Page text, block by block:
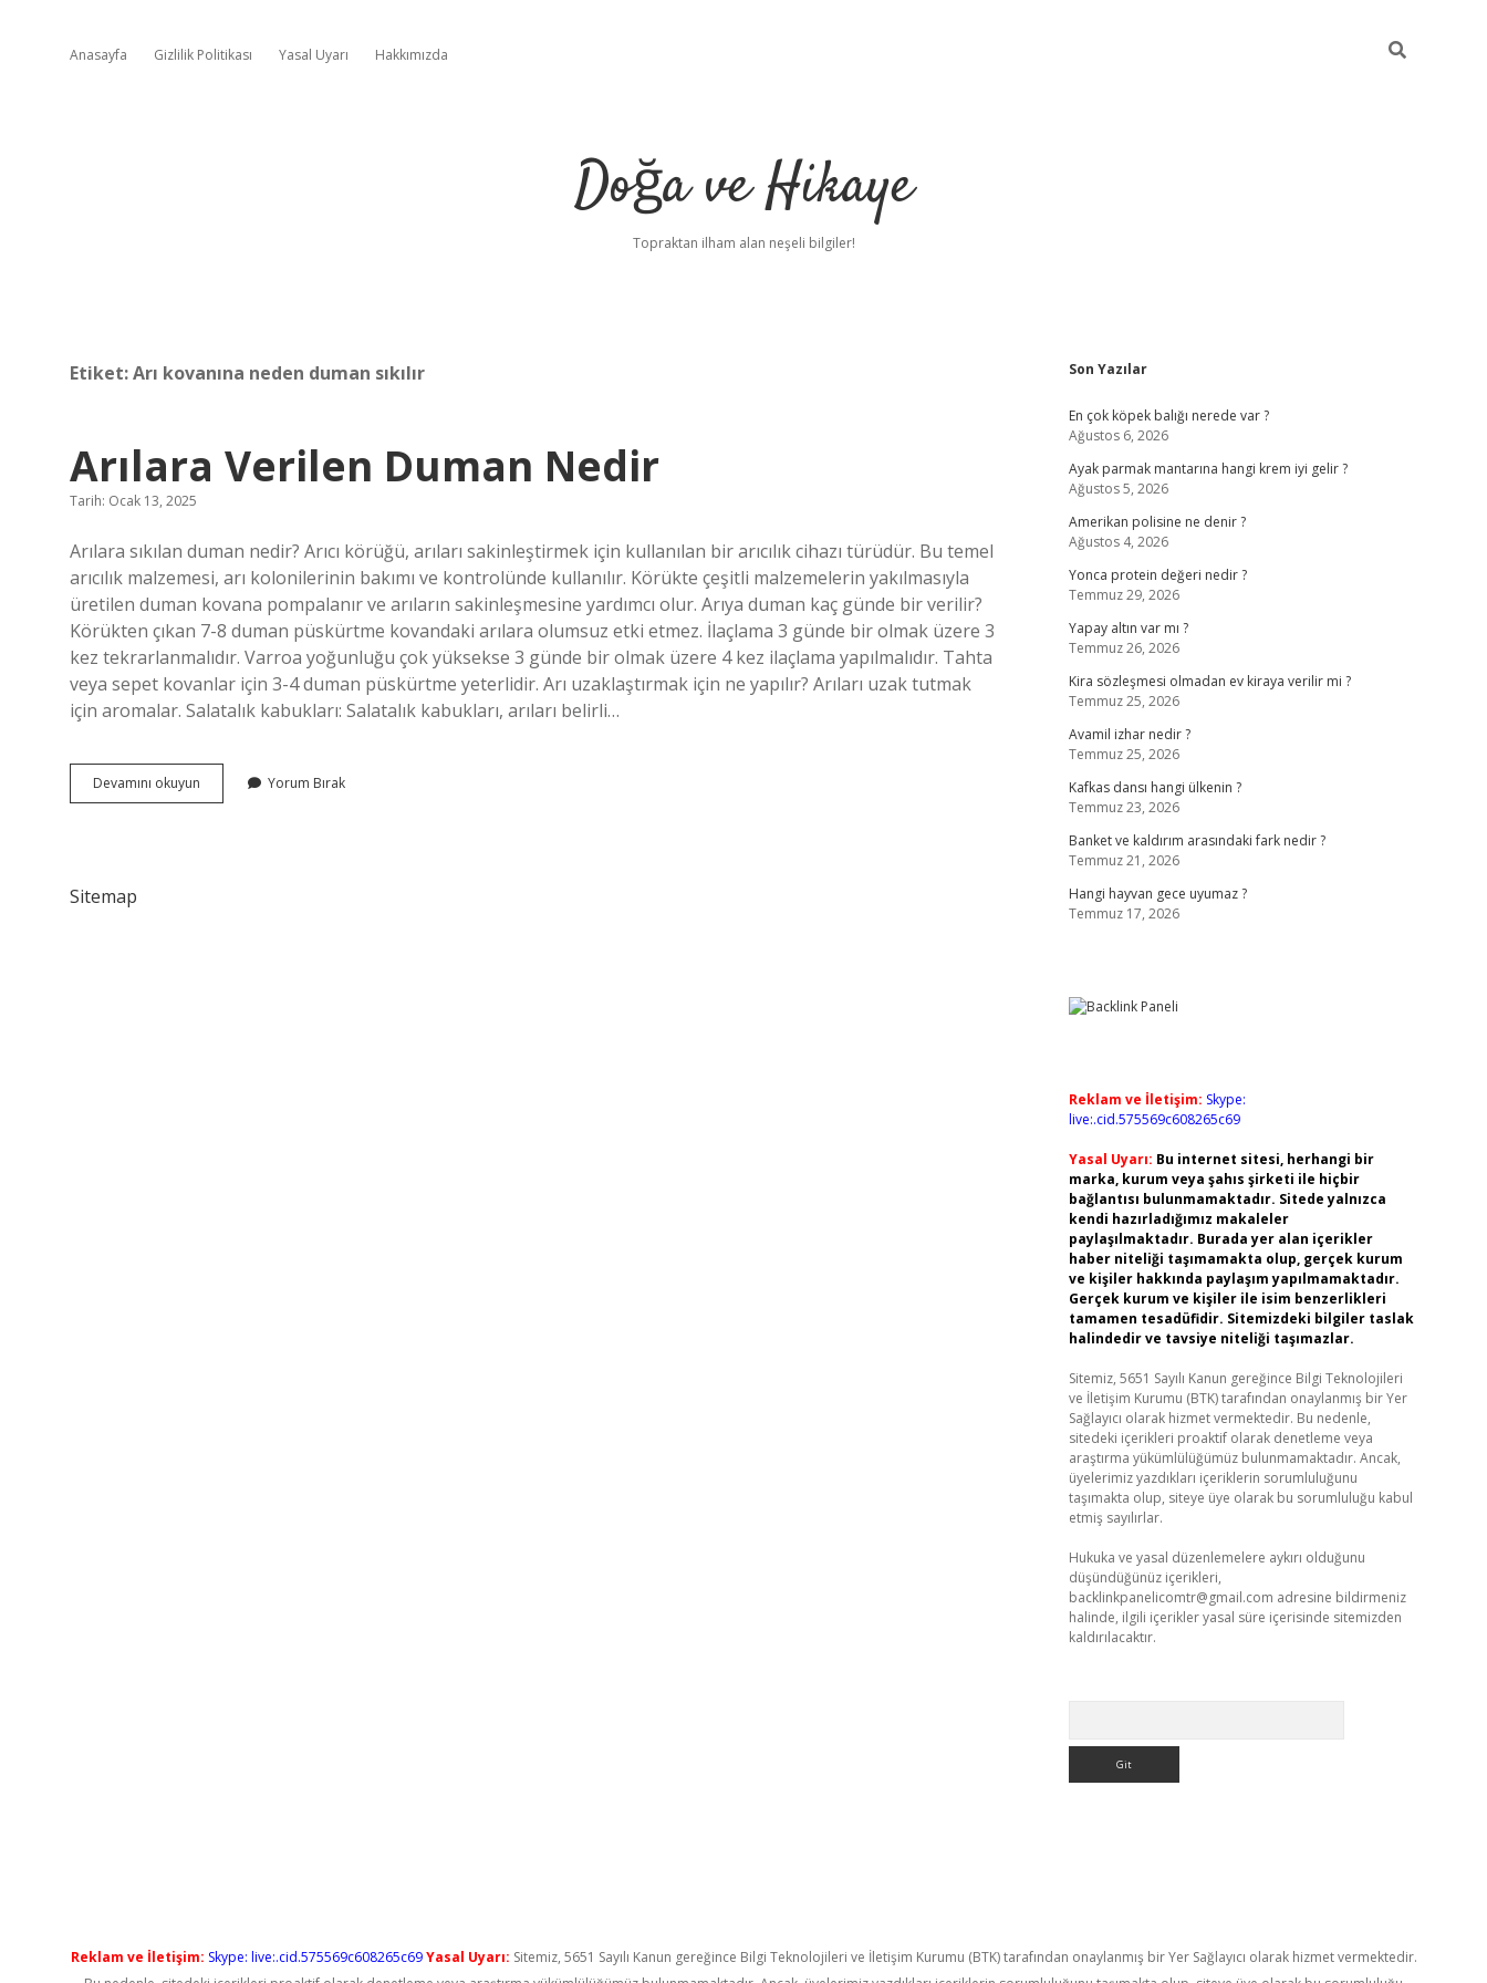
Anasayfa Gizlilik Politikası Yasal Uyarı Hakkımızda
Doğa ve Hikaye
Topraktan ilham alan neşeli bilgiler!
Etiket:Arı kovanına neden duman sıkılır
Arılara Verilen Duman Nedir
Tarih: Ocak 13, 2025
Arılara sıkılan duman nedir? Arıcı körüğü, arıları sakinleştirmek için kullanılan bir arıcılık cihazı türüdür. Bu temel
arıcılık malzemesi, arı kolonilerinin bakımı ve kontrolünde kullanılır. Körükte çeşitli malzemelerin yakılmasıyla
üretilen duman kovana pompalanır ve arıların sakinleşmesine yardımcı olur. Arıya duman kaç günde bir verilir?
Körükten çıkan 7-8 duman püskürtme kovandaki arılara olumsuz etki etmez. İlaçlama 3 günde bir olmak üzere 3
kez tekrarlanmalıdır. Varroa yoğunluğu çok yüksekse 3 günde bir olmak üzere 4 kez ilaçlama yapılmalıdır. Tahta
veya sepet kovanlar için 3-4 duman püskürtme yeterlidir. Arı uzaklaştırmak için ne yapılır? Arıları uzak tutmak
için aromalar. Salatalık kabukları: Salatalık kabukları, arıları belirli…
Devamını okuyun
Verilen
Yorum Bırak
Sitemap
Sidebar
Son Yazılar
En çok köpek balığı nerede var ?
Ağustos 6, 2026
Ayak parmak mantarına hangi krem iyi gelir ?
Ağustos 5, 2026
Amerikan polisine ne denir ?
Ağustos 4, 2026
Yonca protein değeri nedir ?
Temmuz 29, 2026
Yapay altın var mı ?
Temmuz 26, 2026
Kira sözleşmesi olmadan ev kiraya verilir mi ?
Temmuz 25, 2026
Avamil izhar nedir ?
Temmuz 25, 2026
Kafkas dansı hangi ülkenin ?
Temmuz 23, 2026
Banket ve kaldırım arasındaki fark nedir ?
Temmuz 21, 2026
Hangi hayvan gece uyumaz ?
Temmuz 17, 2026
Reklam ve İletişim: Skype:
live:.cid.575569c608265c69
Yasal Uyarı: Bu internet sitesi, herhangi bir
marka, kurum veya şahıs şirketi ile hiçbir
bağlantısı bulunmamaktadır. Sitede yalnızca
kendi hazırladığımız makaleler
paylaşılmaktadır. Burada yer alan içerikler
haber niteliği taşımamakta olup, gerçek kurum
ve kişiler hakkında paylaşım yapılmamaktadır.
Gerçek kurum ve kişiler ile isim benzerlikleri
tamamen tesadüfidir. Sitemizdeki bilgiler taslak
halindedir ve tavsiye niteliği taşımazlar.
Sitemiz, 5651 Sayılı Kanun gereğince Bilgi Teknolojileri
ve İletişim Kurumu (BTK) tarafından onaylanmış bir Yer
Sağlayıcı olarak hizmet vermektedir. Bu nedenle,
sitedeki içerikleri proaktif olarak denetleme veya
araştırma yükümlülüğümüz bulunmamaktadır. Ancak,
üyelerimiz yazdıkları içeriklerin sorumluluğunu
taşımakta olup, siteye üye olarak bu sorumluluğu kabul
etmiş sayılırlar.
Hukuka ve yasal düzenlemelere aykırı olduğunu
düşündüğünüz içerikleri,
backlinkpanelicomtr@gmail.com adresine bildirmeniz
halinde, ilgili içerikler yasal süre içerisinde sitemizden
kaldırılacaktır.
Reklam ve İletişim: Skype: live:.cid.575569c608265c69 Yasal Uyarı: Sitemiz, 5651 Sayılı Kanun gereğince Bilgi Teknolojileri ve İletişim Kurumu (BTK) tarafından onaylanmış bir Yer Sağlayıcı olarak hizmet vermektedir.